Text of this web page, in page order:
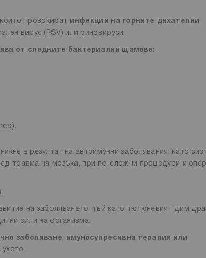
провокират инфекции на горните дихателни
вирус (RSV) или риновируси.
от следните бактериални щамове:
в резултат на автоимунни заболявания, като
травма на мозъка, при по-сложни процедури и
.
на заболяването, тъй като тютюневият дим
сили на организма.
заболяване, имуносупресивна терапия или